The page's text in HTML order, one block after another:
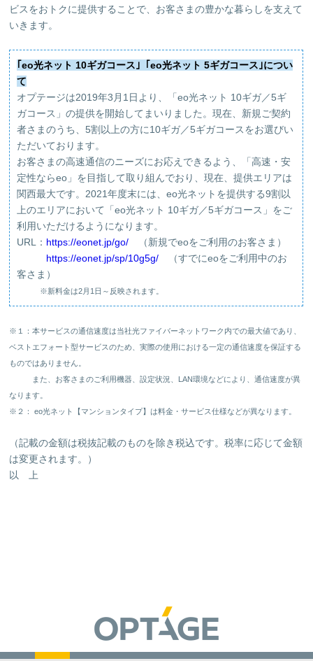
ビスをおトクに提供することで、お客さまの豊かな暮らしを支えて
いきます。
｢eo光ネット 10ギガコース｣「eo光ネット 5ギガコース｣につい
て
オプテージは2019年3月1日より、「eo光ネット 10ギガ／5ギ
ガコース」の提供を開始してまいりました。現在、新規ご契約
者さまのうち、5割以上の方に10ギガ／5ギガコースをお選びい
ただいております。
お客さまの高速通信のニーズにお応えできるよう、「高速・安
定性ならeo」を目指して取り組んでおり、現在、提供エリアは
関西最大です。2021年度末には、eo光ネットを提供する9割以
上のエリアにおいて「eo光ネット 10ギガ／5ギガコース」をご
利用いただけるようになります。
URL： https://eonet.jp/go/ （新規でeoをご利用のお客さま）
https://eonet.jp/sp/10g5g/ （すでにeoをご利用中のお
客さま）
※新料金は2月1日～反映されます。
※１：本サービスの通信速度は当社光ファイバーネットワーク内での最大値であり、
ベストエフォート型サービスのため、実際の使用における一定の通信速度を保証する
ものではありません。
また、お客さまのご利用機器、設定状況、LAN環境などにより、通信速度が異
なります。
※２： eo光ネット【マンションタイプ】は料金・サービス仕様などが異なります。
（記載の金額は税抜記載のものを除き税込です。税率に応じて金額
は変更されます。）
以 上